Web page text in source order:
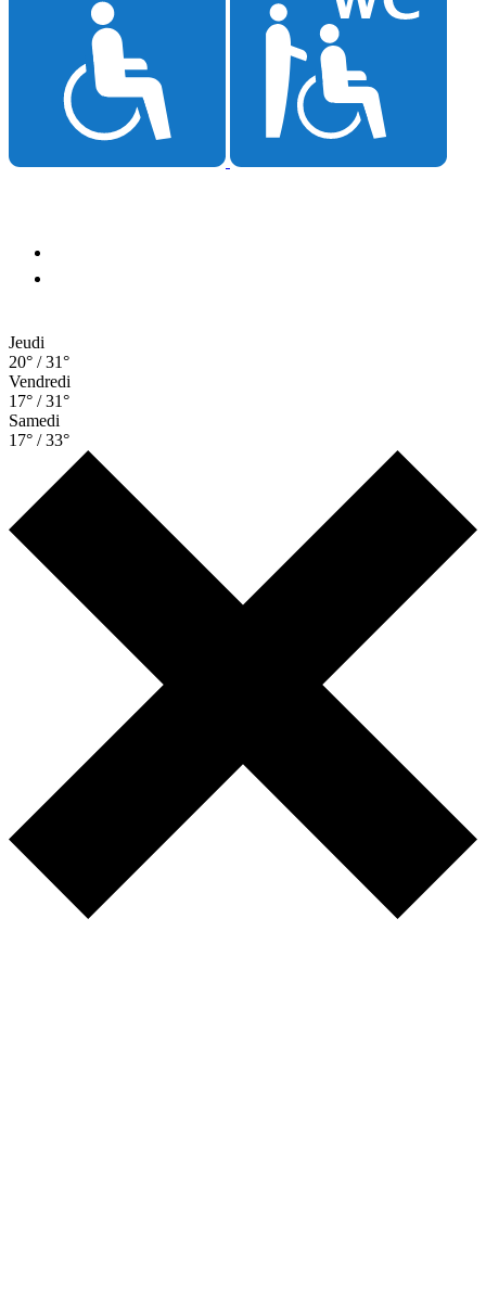
Jeudi
20° / 31°
Vendredi
17° / 31°
Samedi
17° / 33°